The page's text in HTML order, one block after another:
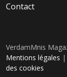
Contact
VerdamMnis
Mentions légales |
des cookies